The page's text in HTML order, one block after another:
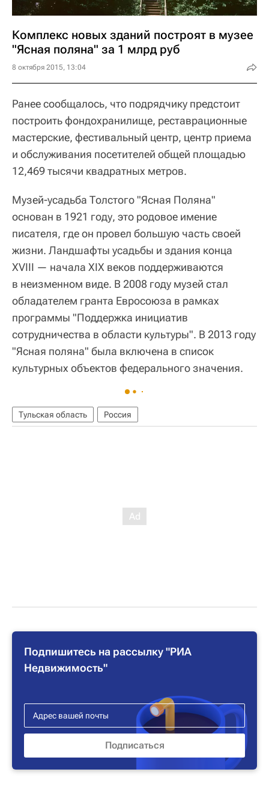
Комплекс новых зданий построят в музее
"Ясная поляна" за 1 млрд руб
8 октября 2015, 13:04
Ранее сообщалось, что подрядчику предстоит
построить фондохранилище, реставрационные
мастерские, фестивальный центр, центр приема
и обслуживания посетителей общей площадью
12,469 тысячи квадратных метров.
Музей-усадьба Толстого "Ясная Поляна"
основан в 1921 году, это родовое имение
писателя, где он провел большую часть своей
жизни. Ландшафты усадьбы и здания конца
XVIII — начала XIX веков поддерживаются
в неизменном виде. В 2008 году музей стал
обладателем гранта Евросоюза в рамках
программы "Поддержка инициатив
сотрудничества в области культуры". В 2013 году
"Ясная поляна" была включена в список
культурных объектов федерального значения.
Тульская область Россия
Подпишитесь на рассылку "РИА
Недвижимость"